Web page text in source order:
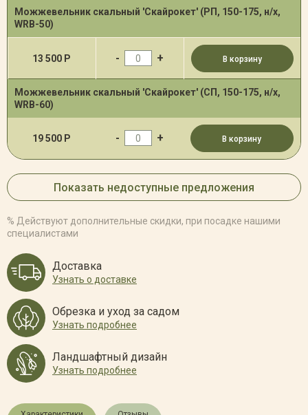
Можжевельник скальный 'Скайрокет' (РП, 150-175, н/х,
WRB-50)
13 500 Р - + В корзину
Можжевельник скальный 'Скайрокет' (СП, 150-175, н/х,
WRB-60)
19 500 Р - + В корзину
Показать недоступные предложения
% Действуют дополнительные скидки, при посадке нашими
специалистами
Доставка
Узнать о доставке
Обрезка и уход за садом
Узнать подробнее
Ландшафтный дизайн
Узнать подробнее